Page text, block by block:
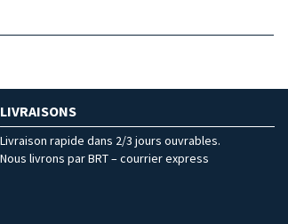
LIVRAISONS
Livraison rapide dans 2/3 jours ouvrables.
Nous livrons par BRT – courrier express